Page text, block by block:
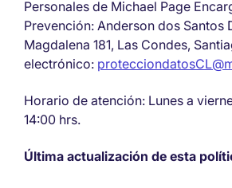
Personales de Michael Page
Prevención: Anderson dos Santos
Magdalena 181, Las Condes,
electrónico:
Horario de atención: Lunes a
14:00 hrs.
Última actualización de esta